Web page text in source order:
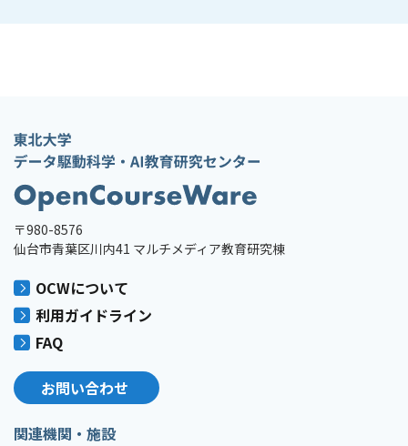
〒980-8576
仙台市青葉区川内41 マルチメディア教育研究棟
OCWについて
利用ガイドライン
FAQ
お問い合わせ
関連機関・施設